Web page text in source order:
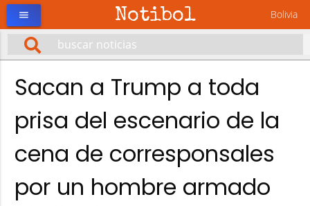
Notibol Bolivia
menu
Sacan a Trump a toda
prisa del escenario de la
cena de corresponsales
por un hombre armado